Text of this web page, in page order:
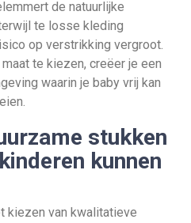
de natuurlijke
te losse kleding
op verstrikking vergroot.
te kiezen, creëer je een
waarin je baby vrij kan
stukken
kunnen
kiezen van kwalitatieve